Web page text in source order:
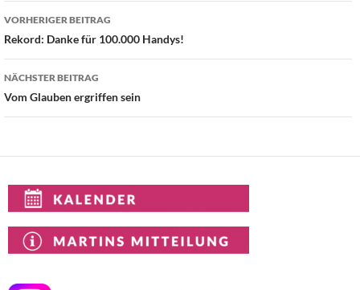
Beitragsnavigation
VORHERIGER BEITRAG
Rekord: Danke für 100.000 Handys!
NÄCHSTER BEITRAG
Vom Glauben ergriffen sein